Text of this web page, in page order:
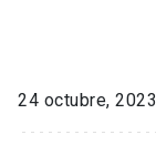
24 octubre, 2023